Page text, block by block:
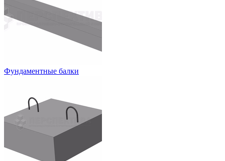
Фундаментные балки